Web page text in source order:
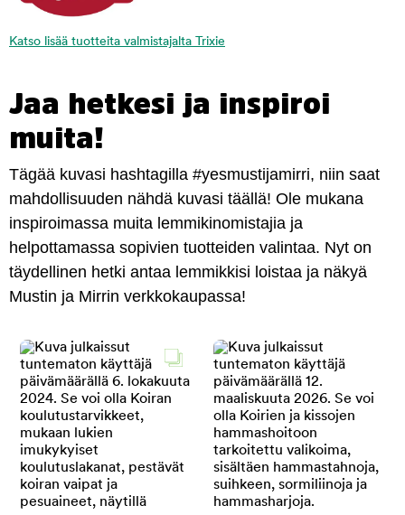
Katso lisää tuotteita valmistajalta Trixie
Jaa hetkesi ja inspiroi
muita!
Tägää kuvasi hashtagilla #yesmustijamirri, niin saat
mahdollisuuden nähdä kuvasi täällä! Ole mukana
inspiroimassa muita lemmikinomistajia ja
helpottamassa sopivien tuotteiden valintaa. Nyt on
täydellinen hetki antaa lemmikkisi loistaa ja näkyä
Mustin ja Mirrin verkkokaupassa!